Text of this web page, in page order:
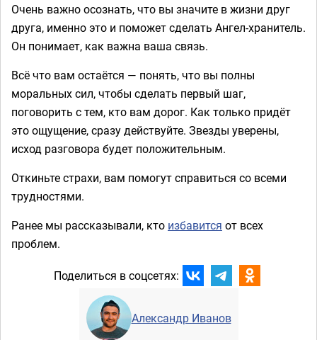
Очень важно осознать, что вы значите в жизни друг
друга, именно это и поможет сделать Ангел-хранитель.
Он понимает, как важна ваша связь.
Всё что вам остаётся — понять, что вы полны
моральных сил, чтобы сделать первый шаг,
поговорить с тем, кто вам дорог. Как только придёт
это ощущение, сразу действуйте. Звезды уверены,
исход разговора будет положительным.
Откиньте страхи, вам помогут справиться со всеми
трудностями.
Ранее мы рассказывали, кто избавится от всех
проблем.
Поделиться в соцсетях:
Александр Иванов